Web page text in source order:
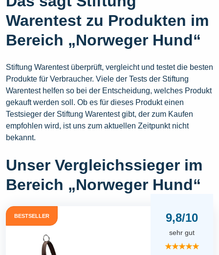
Warentest zu Produkten im
Bereich „Norweger Hund“
Stiftung Warentest überprüft, vergleicht und testet die besten
Produkte für Verbraucher. Viele der Tests der Stiftung
Warentest helfen so bei der Entscheidung, welches Produkt
gekauft werden soll. Ob es für dieses Produkt einen
Testsieger der Stiftung Warentest gibt, der zum Kaufen
empfohlen wird, ist uns zum aktuellen Zeitpunkt nicht
bekannt.
Unser Vergleichssieger im
Bereich „Norweger Hund“
BESTSELLER 9,8/10
sehr gut
★★★★★